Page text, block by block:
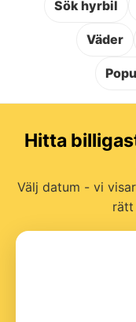
Sök hyrbil
Väder
Hitta
Välj datum - vi